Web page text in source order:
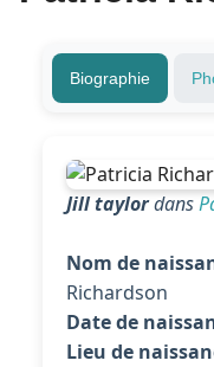
Biographie
Jill taylordans
Nom de
Richardson
Date de
Lieu de